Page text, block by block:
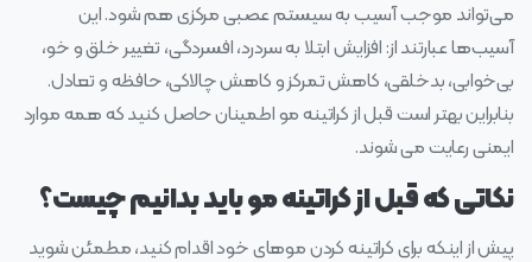
می‌تواند موجب آسیب به سیستم عصبی مرکزی هم شود. این
آسیب‌ها عبارتند از: افزایش ابتلا به سردرد، افسردگی، تغییر خلق‌ و خو،
بی‌خوابی،‌ بدخلقی، کاهش تمرکز و کاهش چالاکی، حافظه و تعادل.
بنابراین بهتر است قبل از کراتینه مو اطمینان حاصل کنید که همه موارد
ایمنی رعایت می‌ شوند.
نکاتی که قبل از کراتینه مو باید بدانیم چیست؟
پیش از اینکه برای کراتینه کردن موهای خود اقدام کنید، مطمئن شوید